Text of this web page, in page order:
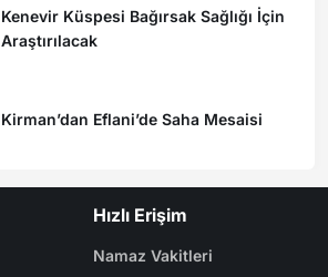
Kenevir Küspesi Bağırsak Sağlığı İçin
Araştırılacak
Kirman’dan Eflani’de Saha Mesaisi
Hızlı Erişim
Namaz Vakitleri